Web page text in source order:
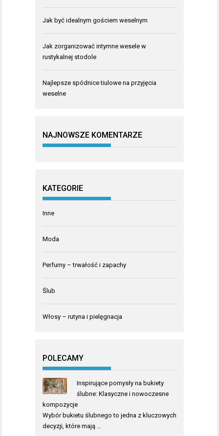
Jak być idealnym gościem weselnym
Jak zorganizować intymne wesele w
rustykalnej stodole
Najlepsze spódnice tiulowe na przyjęcia
weselne
NAJNOWSZE KOMENTARZE
KATEGORIE
Inne
Moda
Perfumy – trwałość i zapachy
Ślub
Włosy – rutyna i pielęgnacja
POLECAMY
Inspirujące pomysły na bukiety
ślubne: Klasyczne i nowoczesne
kompozycje
Wybór bukietu ślubnego to jedna z kluczowych
decyzji, które mają …